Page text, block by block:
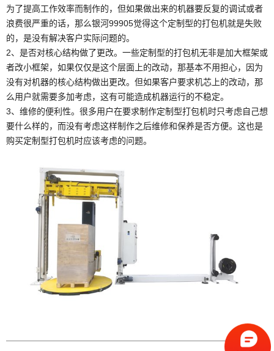
为了提高工作效率而制作的，但如果做出来的机器要反复的调试或者
浪费很严重的话，那么银河99905觉得这个定制型的打包机就是失败
的，是没有解决客户实际问题的。
2、是否对核心结构做了更改。一些定制型的打包机无非是加大框架或
者改小框架，如果仅仅是这个层面上的改动，那基本不用担心，因为
没有对机器的核心结构做出更改。但如果客户要求机芯上的改动，那
么用户就需要多加考虑，这有可能造成机器运行的不稳定。
3、维修的便利性。很多用户在要求制作定制型打包机时只考虑自己想
要什么样的，而没有考虑这样制作之后维修和保养是否方便。这也是
购买定制型打包机时应该考虑的问题。